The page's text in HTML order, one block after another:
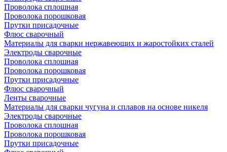
Проволока сплошная
Проволока порошковая
Прутки присадочные
Флюс сварочный
Материалы для сварки нержавеющих и жаростойких сталей
Электроды сварочные
Проволока сплошная
Проволока порошковая
Прутки присадочные
Флюс сварочный
Ленты сварочные
Материалы для сварки чугуна и сплавов на основе никеля
Электроды сварочные
Проволока сплошная
Проволока порошковая
Прутки присадочные